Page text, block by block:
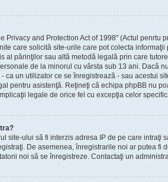
Privacy and Protection Act of 1998" (Actul penrtu
care solicită site-urile care pot colecta
al părinţilor sau altă metodă legală prin care
de la minorul cu vârsta sub 13 ani. Dacă
ca un utilizator ce se înregistrează - sau acestui
pentru asistenţă. Reţineţi că echipa phpBB nu
legale de orice fel cu excepţia celor
site-ului să fi interzis adresa IP de pe care intraţi
De asemenea, înregistrarile noi ar putea fi
noi să se înregistreze. Contactaţi un